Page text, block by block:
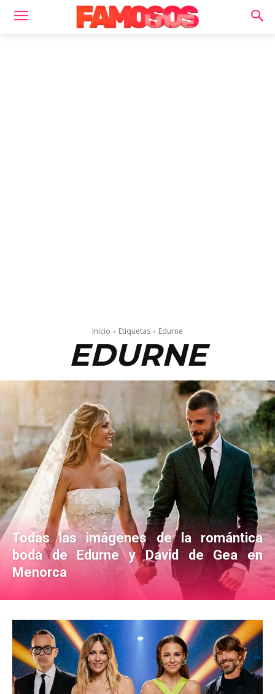
Inicio Etiquetas Edurne
EDURNE
Todas las imágenes de la romántica
boda de Edurne y David de Gea en
Menorca